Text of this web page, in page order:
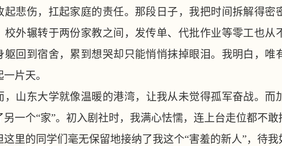
起悲伤，扛起家庭的责任。那段日子，我把时间拆解得密
校外辗转于两份家教之间，发传单、代批作业等零工也从
躯回到宿舍，累到想哭却只能悄悄抹掉眼泪。我明白，唯
片天。
，山东大学就像温暖的港湾，让我从未觉得孤军奋战。而
另一个“家”。初入剧社时，我满心怯懦，连上台走位都不
这里的同学们毫无保留地接纳了我这个“害羞的新人”，待